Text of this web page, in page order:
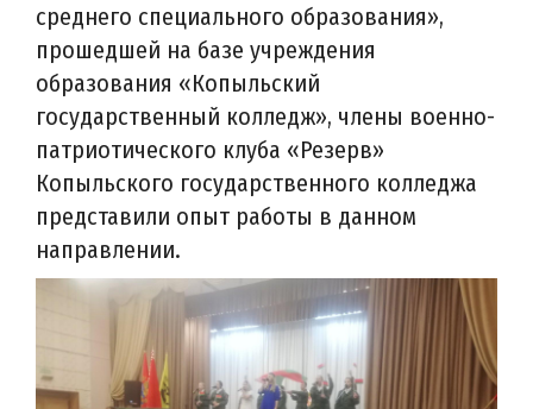
среднего специального образования»,
прошедшей на базе учреждения
образования «Копыльский
государственный колледж», члены военно-
патриотического клуба «Резерв»
Копыльского государственного колледжа
представили опыт работы в данном
направлении.